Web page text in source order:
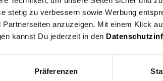
stetig zu verbessern sowie Werbung
anzuzeigen. Mit einem Klick
kannst Du jederzeit in den
Präferenzen